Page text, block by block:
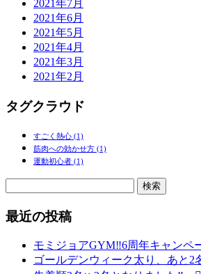
2021年7月
2021年6月
2021年5月
2021年4月
2021年3月
2021年2月
タグクラウド
すごく熱心 (1)
筋肉への効かせ方 (1)
運動初心者 (1)
最近の投稿
モミジョアGYM‼️6周年キャンペ
ゴールデンウィーク太り、あと2